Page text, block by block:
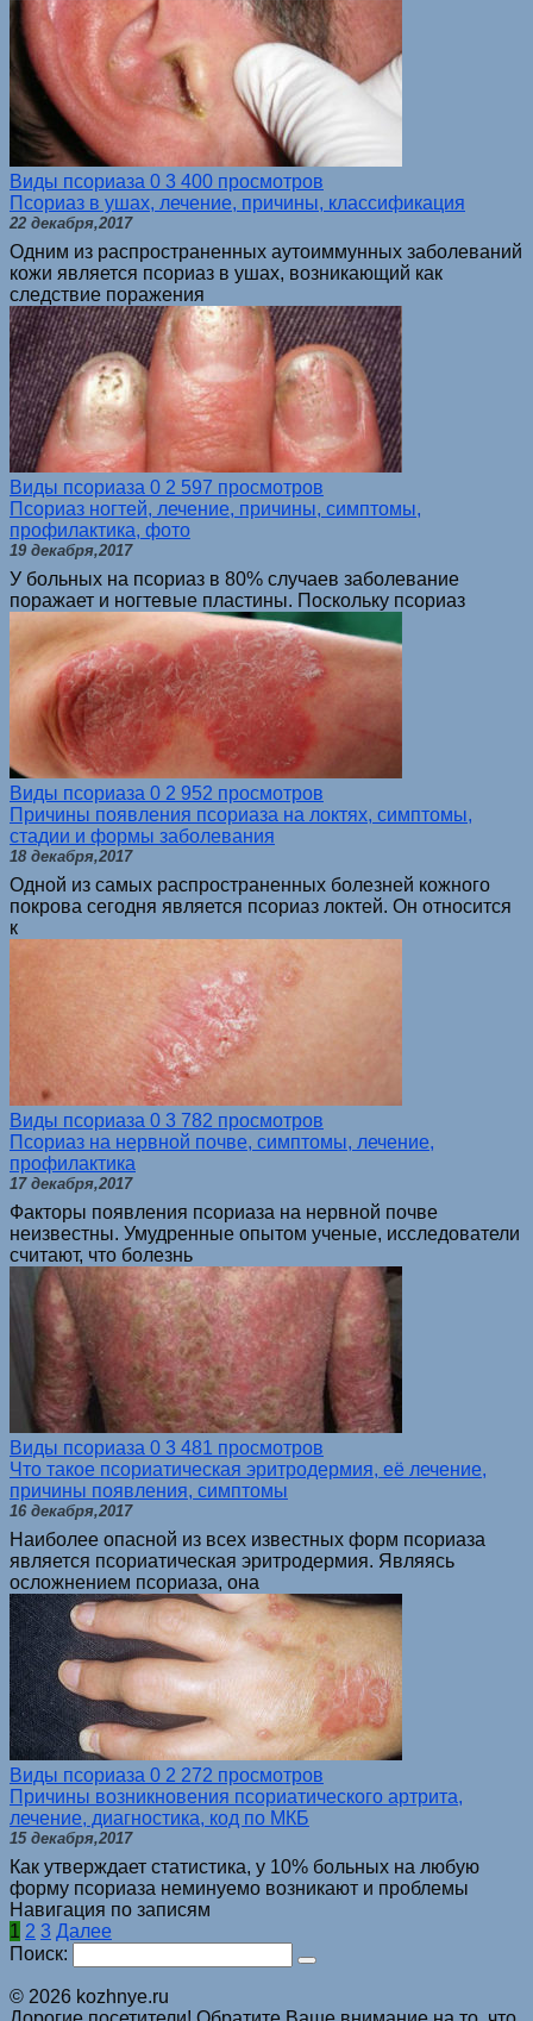
Виды псориаза 0 3 400 просмотров
Псориаз в ушах, лечение, причины, классификация
22 декабря,2017
Одним из распространенных аутоиммунных заболеваний
кожи является псориаз в ушах, возникающий как
следствие поражения
Виды псориаза 0 2 597 просмотров
Псориаз ногтей, лечение, причины, симптомы,
профилактика, фото
19 декабря,2017
У больных на псориаз в 80% случаев заболевание
поражает и ногтевые пластины. Поскольку псориаз
Виды псориаза 0 2 952 просмотров
Причины появления псориаза на локтях, симптомы,
стадии и формы заболевания
18 декабря,2017
Одной из самых распространенных болезней кожного
покрова сегодня является псориаз локтей. Он относится
к
Виды псориаза 0 3 782 просмотров
Псориаз на нервной почве, симптомы, лечение,
профилактика
17 декабря,2017
Факторы появления псориаза на нервной почве
неизвестны. Умудренные опытом ученые, исследователи
считают, что болезнь
Виды псориаза 0 3 481 просмотров
Что такое псориатическая эритродермия, её лечение,
причины появления, симптомы
16 декабря,2017
Наиболее опасной из всех известных форм псориаза
является псориатическая эритродермия. Являясь
осложнением псориаза, она
Виды псориаза 0 2 272 просмотров
Причины возникновения псориатического артрита,
лечение, диагностика, код по МКБ
15 декабря,2017
Как утверждает статистика, у 10% больных на любую
форму псориаза неминуемо возникают и проблемы
Навигация по записям
1 2 3 Далее
Поиск:
© 2026 kozhnye.ru